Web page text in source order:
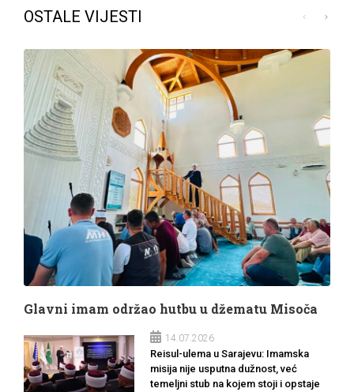
OSTALE VIJESTI
Glavni imam održao hutbu u džematu Misoča
14.07.2026
Reisul-ulema u Sarajevu: Imamska
misija nije usputna dužnost, već
temeljni stub na kojem stoji i opstaje